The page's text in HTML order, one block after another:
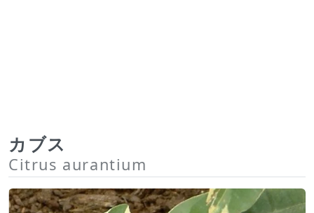
カブス
Citrus aurantium